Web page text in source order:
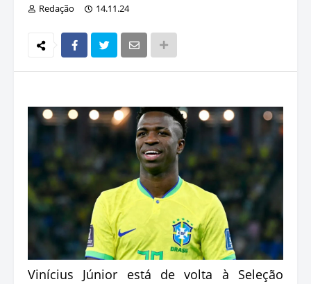
Redação 14.11.24
Vinícius Júnior está de volta à Seleção